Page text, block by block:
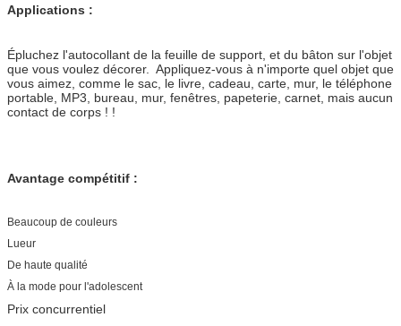
Applications :
Épluchez l'autocollant de la feuille de support, et du bâton sur l'objet
que vous voulez décorer. Appliquez-vous à n'importe quel objet que
vous aimez, comme le sac, le livre, cadeau, carte, mur, le téléphone
portable, MP3, bureau, mur, fenêtres, papeterie, carnet, mais aucun
contact de corps ! !
Avantage compétitif :
Beaucoup de couleurs
Lueur
De haute qualité
À la mode pour l'adolescent
Prix concurrentiel